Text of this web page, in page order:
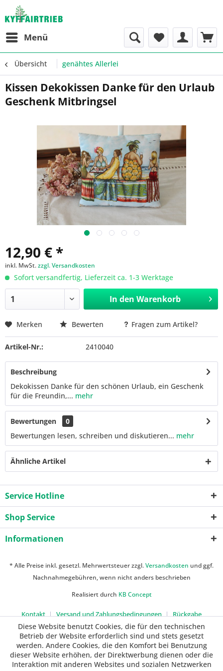
Menü
Übersicht genähtes Allerlei
Kissen Dekokissen Danke für den Urlaub
Geschenk Mitbringsel
12,90 € *
inkl. MwSt.zzgl. Versandkosten
Sofort versandfertig, Lieferzeit ca. 1-3 Werktage
In den Warenkorb
Merken Bewerten Fragen zum Artikel?
Artikel-Nr.: 2410040
Beschreibung
Dekokissen Danke für den schönen Urlaub, ein Geschenk
für die Freundin,... mehr
Bewertungen
0
Bewertungen lesen, schreiben und diskutieren... mehr
Ähnliche Artikel
Service Hotline
Shop Service
Informationen
* Alle Preise inkl. gesetzl. Mehrwertsteuer zzgl.Versandkosten und ggf.
Nachnahmegebühren, wenn nicht anders beschrieben
Realisiert durch KB Concept
Kontakt Versand und Zahlungsbedingungen Rückgabe
Diese Website benutzt Cookies, die für den technischen
Betrieb der Website erforderlich sind und stets gesetzt
werden. Andere Cookies, die den Komfort bei Benutzung
dieser Website erhöhen, der Direktwerbung dienen oder die
Interaktion mit anderen Websites und sozialen Netzwerken